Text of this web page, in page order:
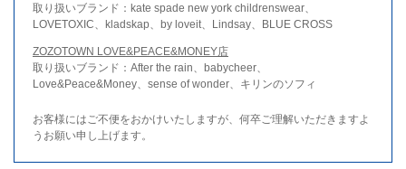
取り扱いブランド：kate spade new york childrenswear、
LOVETOXIC、kladskap、by loveit、Lindsay、BLUE CROSS
ZOZOTOWN LOVE&PEACE&MONEY店
取り扱いブランド：After the rain、babycheer、
Love&Peace&Money、sense of wonder、キリンのソフィ
お客様にはご不便をおかけいたしますが、何卒ご理解いただきますよ
うお願い申し上げます。